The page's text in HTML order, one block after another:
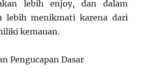
lebih enjoy, dan dalam
lebih menikmati karena dari
kemauan.
Pengucapan Dasar